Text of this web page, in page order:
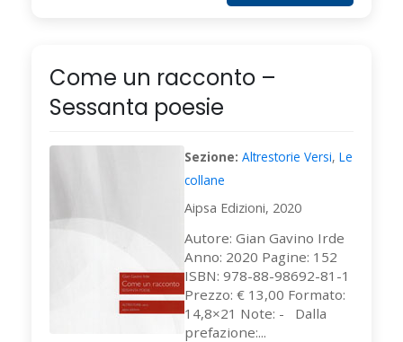
Come un racconto –
Sessanta poesie
Sezione: Altrestorie Versi, Le
collane
Aipsa Edizioni, 2020
Autore: Gian Gavino Irde
Anno: 2020 Pagine: 152
ISBN: 978-88-98692-81-1
Prezzo: € 13,00 Formato:
14,8×21 Note: - Dalla
prefazione:...